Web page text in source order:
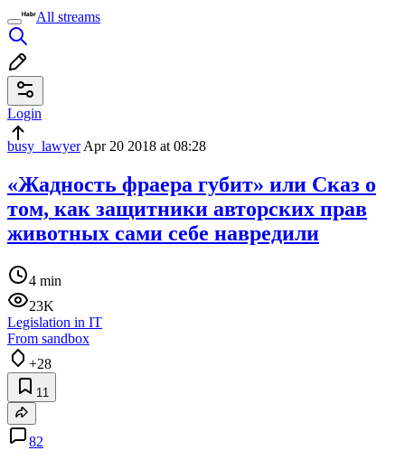
All streams
Login
busy_lawyerApr 20 2018 at 08:28
«Жадность фраера губит» или Сказ о
том, как защитники авторских прав
животных сами себе навредили
4 min
23K
Legislation in IT
From sandbox
+28
11
82